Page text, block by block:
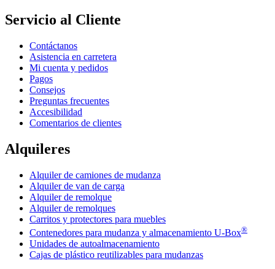
Servicio al Cliente
Contáctanos
Asistencia en carretera
Mi cuenta y pedidos
Pagos
Consejos
Preguntas frecuentes
Accesibilidad
Comentarios de clientes
Alquileres
Alquiler de camiones de mudanza
Alquiler de van de carga
Alquiler de remolque
Alquiler de remolques
Carritos y protectores para muebles
Contenedores para mudanza y almacenamiento U-Box®
Unidades de autoalmacenamiento
Cajas de plástico reutilizables para mudanzas